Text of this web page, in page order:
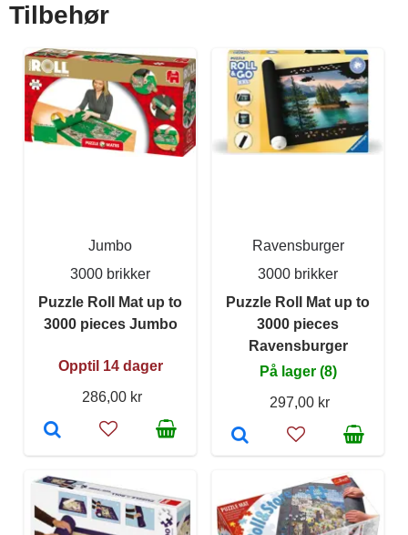
Tilbehør
Jumbo
3000 brikker
Puzzle Roll Mat up to
3000 pieces Jumbo
Opptil 14 dager
286,00 kr
Ravensburger
3000 brikker
Puzzle Roll Mat up to
3000 pieces
Ravensburger
På lager (8)
297,00 kr